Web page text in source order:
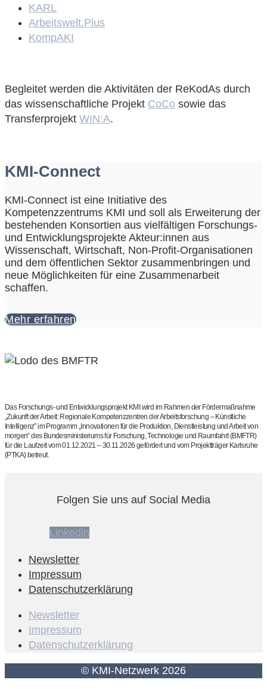
KARL
Arbeitswelt.Plus
KompAKI
Begleitet werden die Aktivitäten der ReKodAs durch
das wissenschaftliche Projekt CoCo sowie das
Transferprojekt WIN:A.
KMI-Connect
KMI-Connect ist eine Initiative des
Kompetenzzentrums KMI und soll als Erweiterung der
bestehenden Konsortien aus vielfältigen Forschungs-
und Entwicklungsprojekte Akteur:innen aus
Wissenschaft, Wirtschaft, Non-Profit-Organisationen
und dem öffentlichen Sektor zusammenbringen und
neue Möglichkeiten für eine Zusammenarbeit
schaffen.
Mehr erfahren
Das Forschungs- und Entwicklungsprojekt KMI wird im Rahmen der Fördermaßnahme
„Zukunft der Arbeit: Regionale Kompetenzzentren der Arbeitsforschung – Künstliche
Intelligenz” im Programm „Innovationen für die Produktion, Dienstleistung und Arbeit von
morgen“ des Bundesministeriums für Forschung, Technologie und Raumfahrt (BMFTR)
für die Laufzeit vom 01.12.2021 – 30.11.2026 gefördert und vom Projektträger Karlsruhe
(PTKA) betreut.
Folgen Sie uns auf Social Media
Linkedin
Newsletter
Impressum
Datenschutzerklärung
Newsletter
Impressum
Datenschutzerklärung
© KMI-Netzwerk 2026